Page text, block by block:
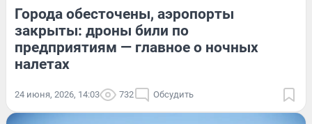
Города обесточены, аэропорты
закрыты: дроны били по
предприятиям — главное о ночных
налетах
24 июня, 2026, 14:03 732 Обсудить